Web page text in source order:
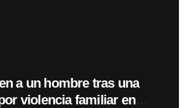
a un hombre tras una
violencia familiar en